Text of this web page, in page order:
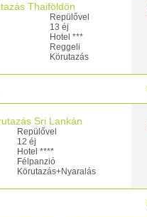
Thaiföldön
Repülővel
13 éj
Hotel ***
Reggeli
Körutazás
Sri Lankán
Repülővel
12 éj
Hotel ****
Félpanzió
Körutazás+Nyaralás